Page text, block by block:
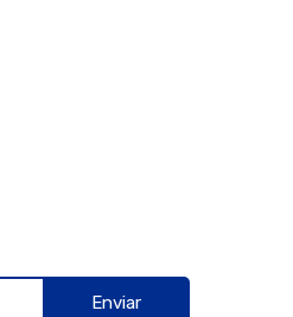
Enviar